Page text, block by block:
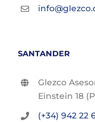
SANTANDER
Glezco
Einstein 18
(+34) 942 22